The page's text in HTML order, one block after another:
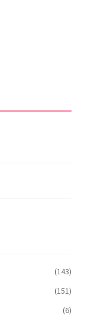
(143)
(151)
(6)